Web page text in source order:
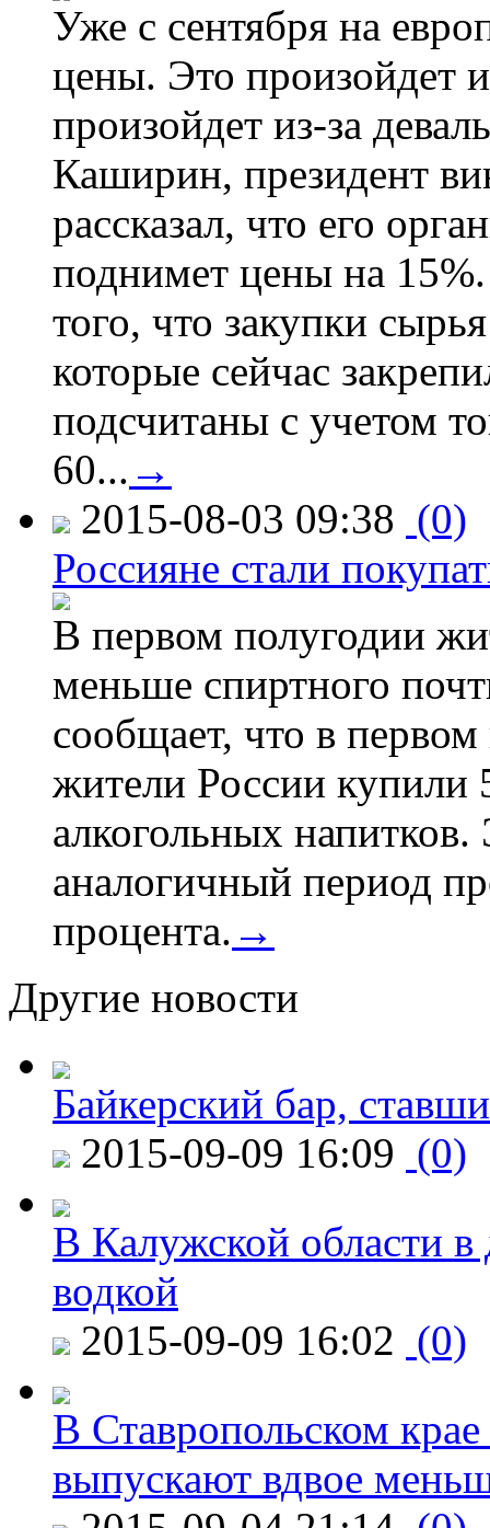
Уже с сентября на
цены. Это произойдет
произойдет из-за
Каширин, президент
рассказал, что его
поднимет цены на
того, что закупки
которые сейчас
подсчитаны с учетом
60... →
2015-08-03 09:38 (0)
Россияне стали
В первом полугодии
меньше спиртного
сообщает, что в
жители России купили
алкогольных
аналогичный период
процента. →
Другие новости
Байкерский бар,
2015-09-09 16:09 (0)
В Калужской области в
водкой
2015-09-09 16:02 (0)
В Ставропольском
выпускают вдвое